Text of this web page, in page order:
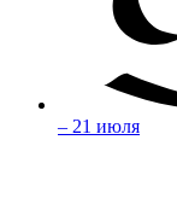
– 21 июля